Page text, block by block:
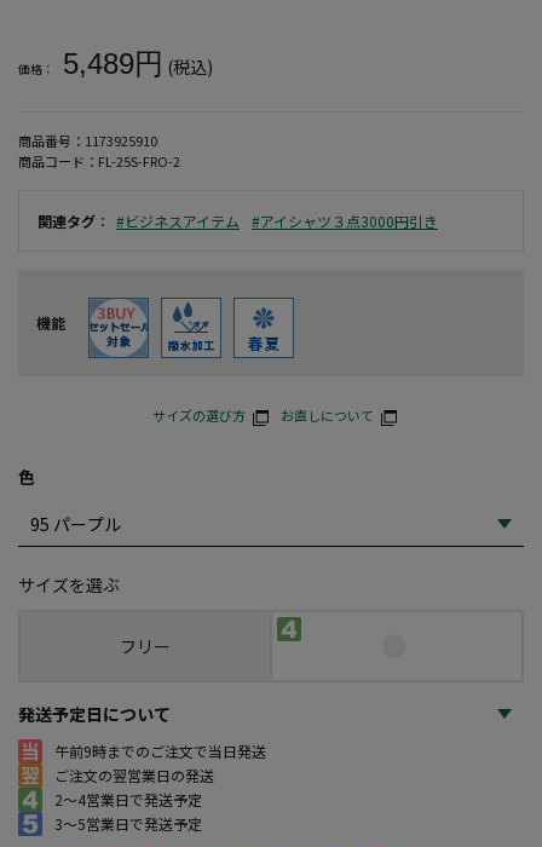
価格： 5,489円 (税込)
商品番号： 1173925910
商品コード： FL-25S-FRO-2
関連タグ ： #ビジネスアイテム #アイシャツ３点3000円引き
機能
サイズの選び方 お直しについて
色
サイズを選ぶ
フリー
発送予定日について
午前9時までのご注文で当日発送
ご注文の翌営業日の発送
2～4営業日で発送予定
3～5営業日で発送予定